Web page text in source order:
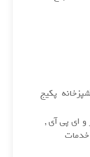
پکیج
و ای پی آی ,
خدمات